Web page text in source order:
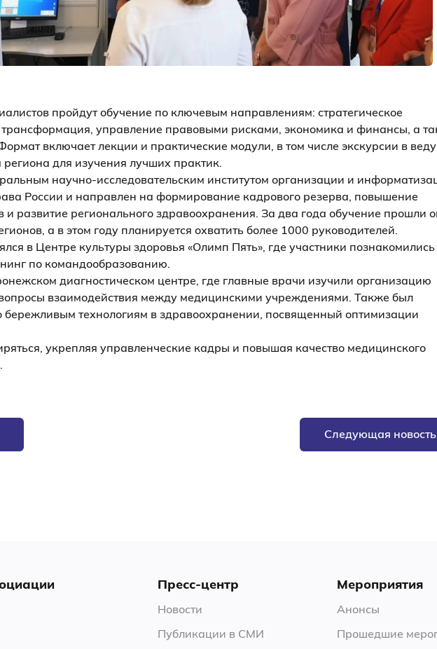
пройдут обучение по ключевым направлениям: стратегическое
управление правовыми рисками, экономика и финансы, а
включает лекции и практические модули, в том числе экскурсии в
для изучения лучших практик.
научно-исследовательским институтом организации и
России и направлен на формирование кадрового резерва, повышение
и развитие регионального здравоохранения. За два года обучение прошли
а в этом году планируется охватить более 1000 руководителей.
в Центре культуры здоровья «Олимп Пять», где участники познакомились
по командообразованию.
диагностическом центре, где главные врачи изучили организацию
взаимодействия между медицинскими учреждениями. Также был
бережливым технологиям в здравоохранении, посвященный оптимизации
укрепляя управленческие кадры и повышая качество медицинского
Следующая новость
Пресс-центр
Новости
Публикации в СМИ
Мероприятия
Анонсы
Прошедшие